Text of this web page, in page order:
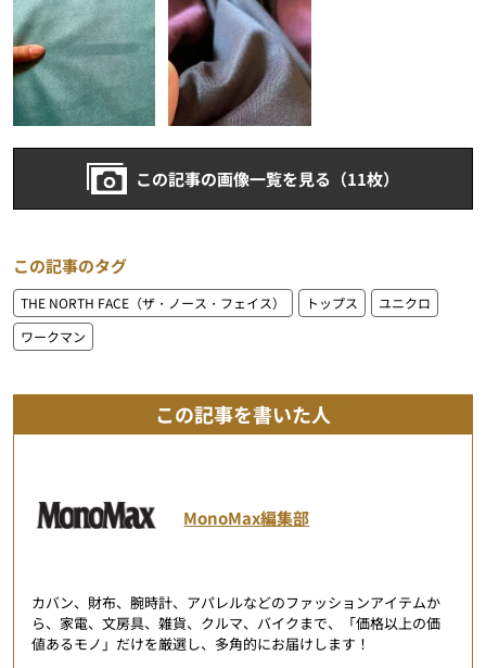
この記事の画像一覧を見る（11枚）
この記事のタグ
THE NORTH FACE（ザ・ノース・フェイス） トップス
ユニクロ
ワークマン
この記事を書いた人
MonoMax編集部
カバン、財布、腕時計、アパレルなどのファッションアイテムか
ら、家電、文房具、雑貨、クルマ、バイクまで、「価格以上の価
値あるモノ」だけを厳選し、多角的にお届けします！